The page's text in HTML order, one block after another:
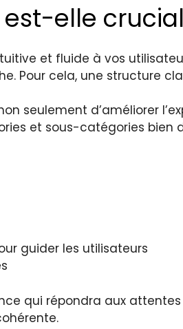
elle
et fluide à vos
Pour cela, une structure
seulement d’améliorer
et sous-catégories bien
guider les utilisateurs
qui répondra aux